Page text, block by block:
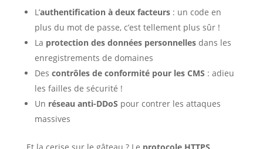
L’authentification à deux facteurs: un code en
plus du mot de passe, c’est tellement plus sûr !
La protection des données personnellesdans les
enregistrements de domaines
Des contrôles de conformité pour les CMS : adieu
les failles de sécurité !
Un réseau anti-DDoS pour contrer les attaques
massives